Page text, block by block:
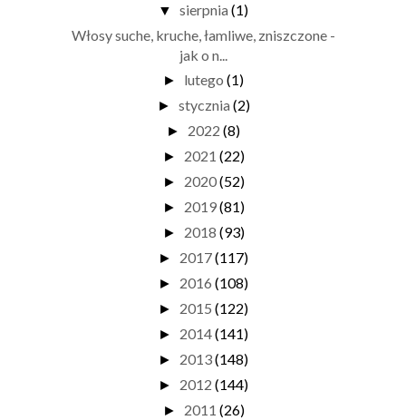
▼ sierpnia (1)
Włosy suche, kruche, łamliwe, zniszczone -
jak o n...
► lutego (1)
► stycznia (2)
► 2022 (8)
► 2021 (22)
► 2020(52)
► 2019(81)
► 2018 (93)
► 2017(117)
► 2016 (108)
► 2015 (122)
► 2014(141)
► 2013(148)
► 2012 (144)
► 2011 (26)